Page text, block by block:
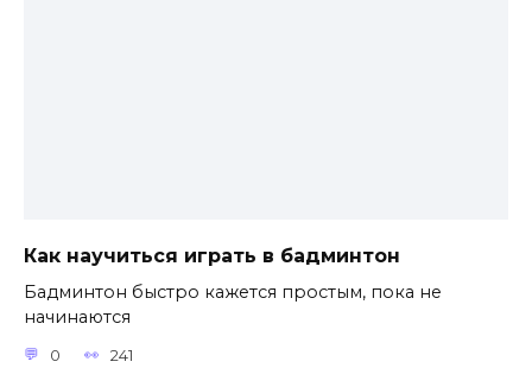
Как научиться играть в бадминтон
Бадминтон быстро кажется простым, пока не
начинаются
0 241